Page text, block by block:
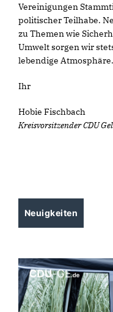
Vereinigungen
politischer Teilhabe.
zu Themen wie
Umwelt sorgen wir
lebendige Atmosphäre.
Ihr
Hobie Fischbach
Kreisvorsitzender CDU
Neuigkeiten